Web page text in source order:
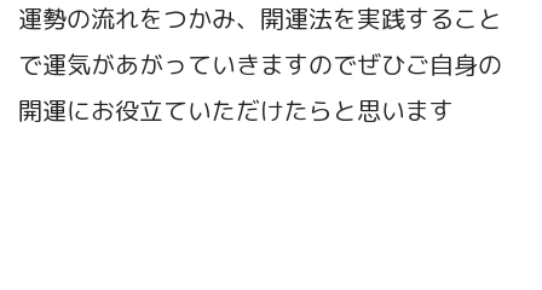
運勢の流れをつかみ、開運法を実践すること
で運気があがっていきますのでぜひご自身の
開運にお役立ていただけたらと思います